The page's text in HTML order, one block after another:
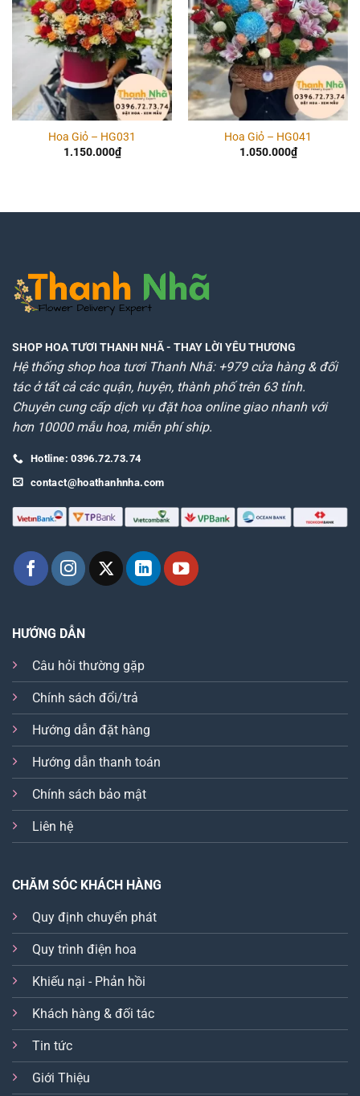
Hoa Giỏ – HG031
1.150.000₫
Hoa Giỏ – HG041
1.050.000₫
SHOP HOA TƯƠI THANH NHÃ- THAY LỜI YÊU THƯƠNG
Hệ thống shop hoa tươi Thanh Nhã: +979 cửa hàng & đối
tác ở tất cả các quận, huyện, thành phố trên 63 tỉnh.
Chuyên cung cấp dịch vụ đặt hoa online giao nhanh với
hơn 10000 mẫu hoa, miễn phí ship.
Hotline: 0396.72.73.74
contact@hoathanhnha.com
HƯỚNG DẪN
Câu hỏi thường gặp
Chính sách đổi/trả
Hướng dẫn đặt hàng
Hướng dẫn thanh toán
Chính sách bảo mật
Liên hệ
CHĂM SÓC KHÁCH HÀNG
Quy định chuyển phát
Quy trình điện hoa
Khiếu nại - Phản hồi
Khách hàng & đối tác
Tin tức
Giới Thiệu